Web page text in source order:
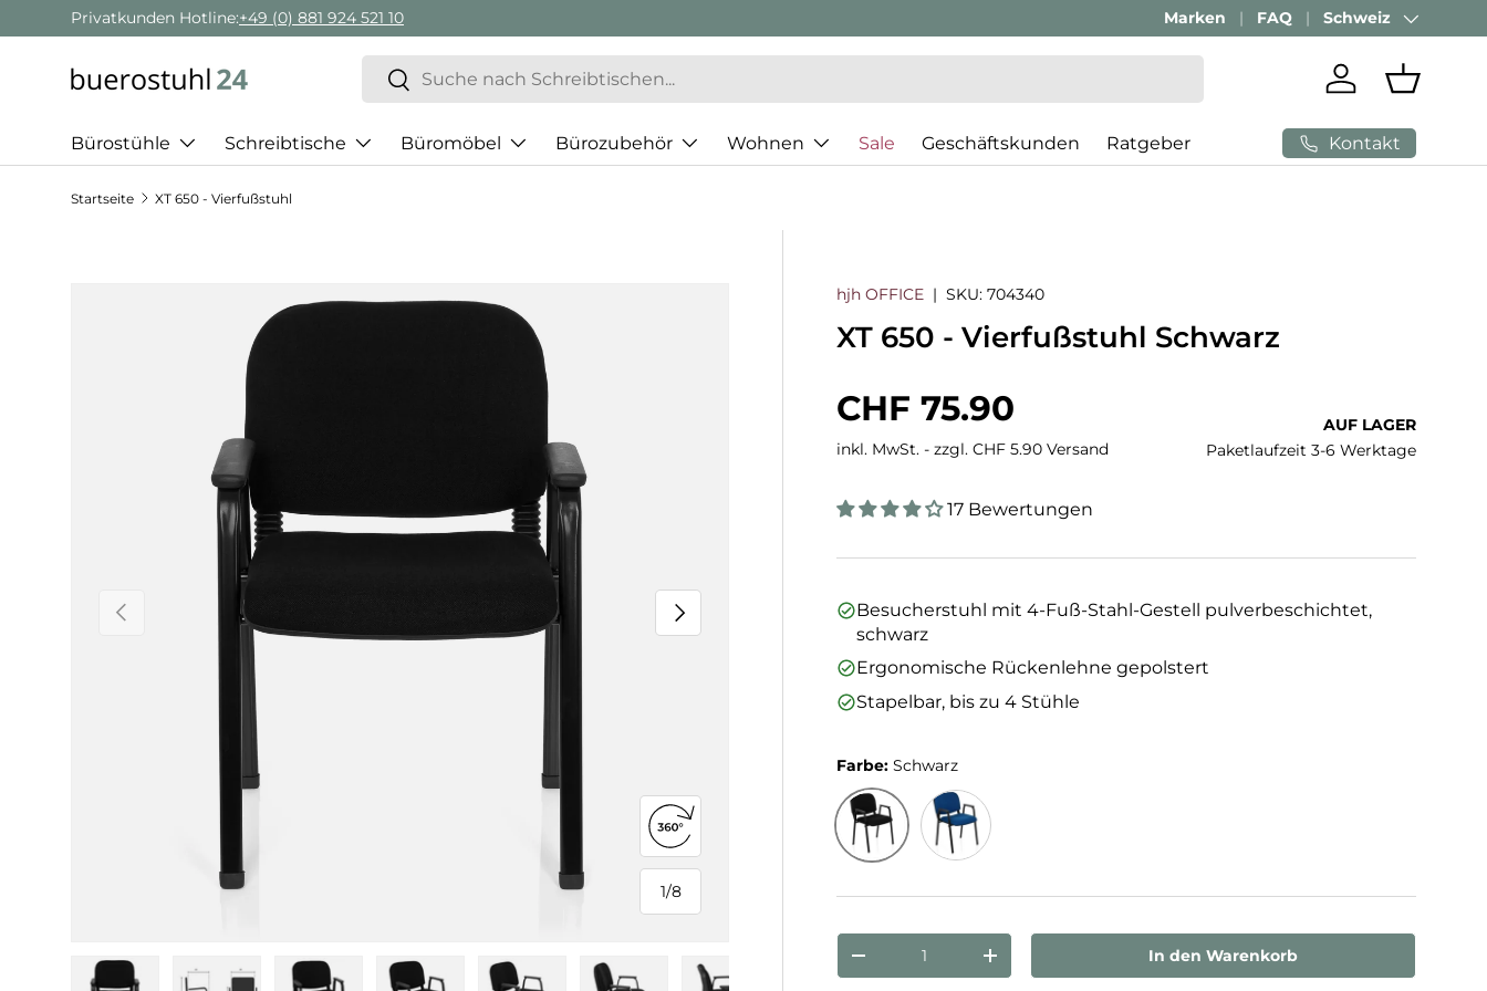
Direkt zum Inhalt
Privatkunden Hotline:+49 (0) 881 924 521 10 Marken FAQ Land/Region
Schweiz
Suchen
Suchen
Einloggen
Bürostühle Schreibtische Büromöbel Bürozubehör Wohnen Sale Geschäftskunden Ratgeber Kontakt
Startseite XT 650 - Vierfußstuhl
Zu Produktinformationen springen
Vorherige
1/
von
8
Nächste
360°-Ansicht öffnen
hjh OFFICE |SKU: 704340
XT 650 - Vierfußstuhl Schwarz
Normaler Preis
CHF 75.90
inkl. MwSt. - zzgl. CHF 5.90 Versand
AUF LAGER
Paketlaufzeit 3-6 Werktage
17 Bewertungen
Besucherstuhl mit 4-Fuß-Stahl-Gestell pulverbeschichtet,
schwarz
Ergonomische Rückenlehne gepolstert
Stapelbar, bis zu 4 Stühle
Farbe:Schwarz
Anzahl
Menge verringernMenge erhöhen In den Warenkorb